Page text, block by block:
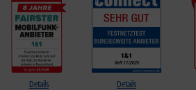
Details Details